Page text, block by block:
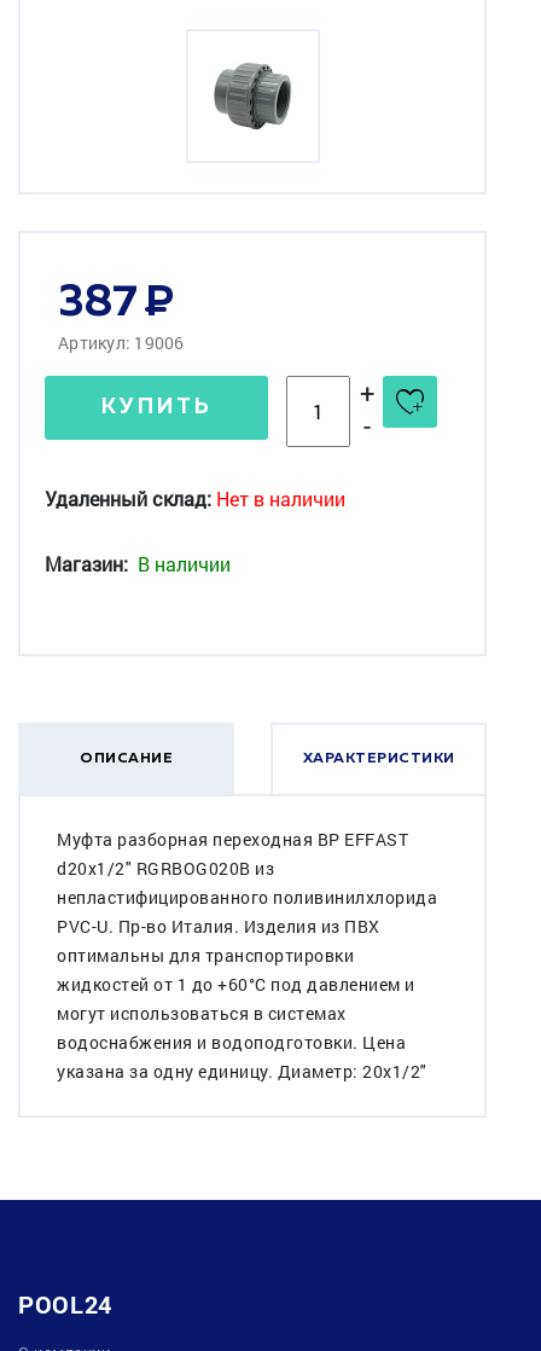
387
Артикул: 19006
КУПИТЬ
+
-
Удаленный склад: Нет в наличии
Магазин: В наличии
ОПИСАНИЕ ХАРАКТЕРИСТИКИ
Муфта разборная переходная ВР EFFAST
d20x1/2" RGRBOG020B из
непластифицированного поливинилхлорида
PVC-U. Пр-во Италия. Изделия из ПВХ
оптимальны для транспортировки
жидкостей от 1 до +60°C под давлением и
могут использоваться в системах
водоснабжения и водоподготовки. Цена
указана за одну единицу. Диаметр: 20x1/2"
POOL24